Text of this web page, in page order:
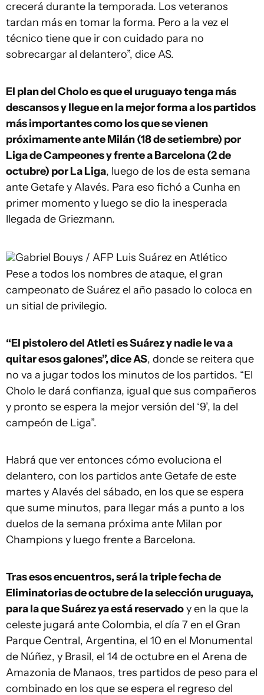
crecerá durante la temporada. Los veteranos
tardan más en tomar la forma. Pero a la vez el
técnico tiene que ir con cuidado para no
sobrecargar al delantero”, dice AS.
El plan del Cholo es que el uruguayo tenga más
descansos y llegue en la mejor forma a los partidos
más importantes como los que se vienen
próximamente ante Milán (18 de setiembre) por
Liga de Campeones y frente a Barcelona (2 de
octubre) por La Liga, luego de los de esta semana
ante Getafe y Alavés. Para eso fichó a Cunha en
primer momento y luego se dio la inesperada
llegada de Griezmann.
Gabriel Bouys / AFP Luis Suárez en Atlético
Pese a todos los nombres de ataque, el gran
campeonato de Suárez el año pasado lo coloca en
un sitial de privilegio.
“El pistolero del Atleti es Suárez y nadie le va a
quitar esos galones”, dice AS, donde se reitera que
no va a jugar todos los minutos de los partidos. “El
Cholo le dará confianza, igual que sus compañeros
y pronto se espera la mejor versión del ‘9’, la del
campeón de Liga”.
Habrá que ver entonces cómo evoluciona el
delantero, con los partidos ante Getafe de este
martes y Alavés del sábado, en los que se espera
que sume minutos, para llegar más a punto a los
duelos de la semana próxima ante Milan por
Champions y luego frente a Barcelona.
Tras esos encuentros, será la triple fecha de
Eliminatorias de octubre de la selección uruguaya,
para la que Suárez ya está reservadoy en la que la
celeste jugará ante Colombia, el día 7 en el Gran
Parque Central, Argentina, el 10 en el Monumental
de Núñez, y Brasil, el 14 de octubre en el Arena de
Amazonia de Manaos, tres partidos de peso para el
combinado en los que se espera el regreso del